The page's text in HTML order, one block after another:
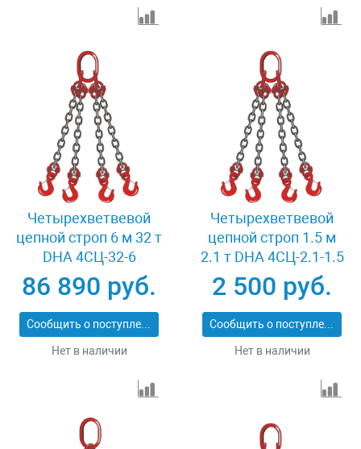
Четырехветвевой
цепной строп 6 м 32 т
DHA 4СЦ-32-6
86 890 руб.
Сообщить о поступлении
Нет в наличии
Четырехветвевой
цепной строп 1.5 м
2.1 т DHA 4СЦ-2.1-1.5
2 500 руб.
Сообщить о поступлении
Нет в наличии